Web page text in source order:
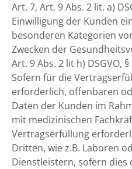
Art. 7, Art. 9 Abs. 2 lit. a)
Einwilligung der Kunden
besonderen Kategorien
Zwecken der
Art. 9 Abs. 2 lit h) DSGVO,
Sofern für die
erforderlich, offenbaren
Daten der Kunden im
mit medizinischen
Vertragserfüllung
Dritten, wie z.B. Laboren
Dienstleistern, sofern